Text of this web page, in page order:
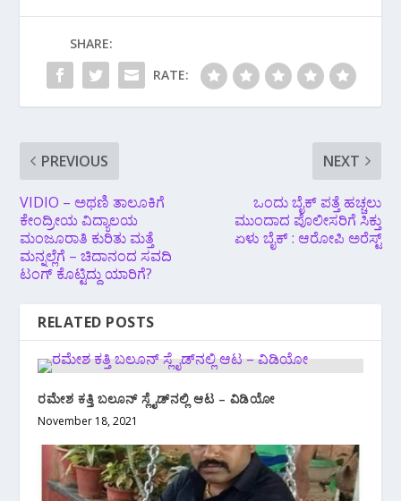
SHARE:
RATE:
PREVIOUS
VIDIO – ಅಥಣಿ ತಾಲೂಕಿಗೆ
ಕೇಂದ್ರೀಯ ವಿದ್ಯಾಲಯ
ಮಂಜೂರಾತಿ ಕುರಿತು‌ ಮತ್ತೆ
ಮನ್ನಲ್ಲೆಗೆ – ಚಿದಾನಂದ ಸವದಿ
ಟಂಗ್ ಕೊಟ್ಟಿದ್ದು ಯಾರಿಗೆ?
NEXT
ಒಂದು ಬೈಕ್ ಪತ್ತೆ ಹಚ್ಚಲು
ಮುಂದಾದ ಪೊಲೀಸರಿಗೆ ಸಿಕ್ತು
ಏಳು ಬೈಕ್ : ಆರೋಪಿ ಅರೆಸ್ಟ್
RELATED POSTS
ರಮೇಶ ಕತ್ತಿ ಬಲೂನ್ ಸ್ಲೈಡ್‌ನಲ್ಲಿ ಆಟ – ವಿಡಿಯೋ
November 18, 2021